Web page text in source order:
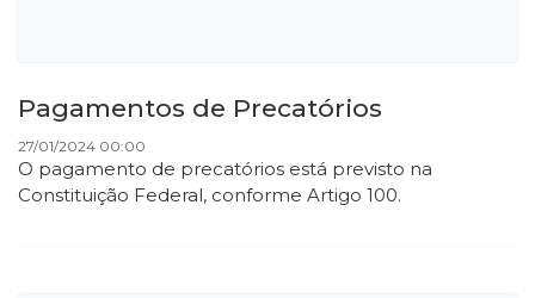
Pagamentos de Precatórios
27/01/2024 00:00
O pagamento de precatórios está previsto na
Constituição Federal, conforme Artigo 100.